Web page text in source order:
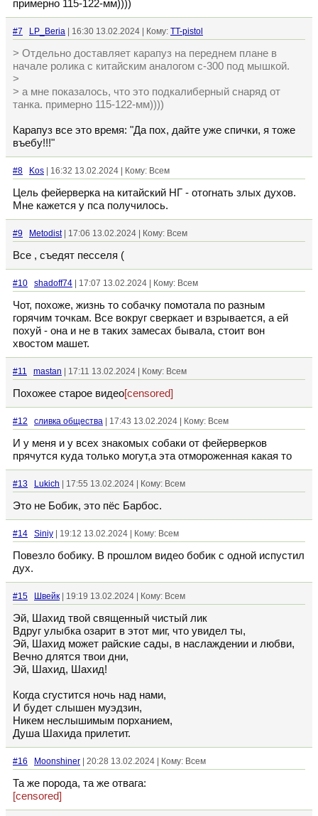
примерно 115-122-мм))))
#7 LP_Beria | 16:30 13.02.2024 | Кому: TT-pistol
> Отдельно доставляет карапуз на переднем плане в
начале ролика с китайским аналогом с-300 под мышкой.
>
> а мне показалось, что это подкалиберный снаряд от
танка. примерно 115-122-мм))))
Карапуз все это время: "Да пох, дайте уже спички, я тоже
въебу!!!"
#8 Kos | 16:32 13.02.2024 | Кому: Всем
Цель фейерверка на китайский НГ - отогнать злых духов.
Мне кажется у пса получилось.
#9 Metodist| 17:06 13.02.2024 | Кому: Всем
Все , съедят песселя (
#10 shadoff74 | 17:07 13.02.2024 | Кому: Всем
Чот, похоже, жизнь то собачку помотала по разным
горячим точкам. Все вокруг сверкает и взрывается, а ей
похуй - она и не в таких замесах бывала, стоит вон
хвостом машет.
#11 mastan | 17:11 13.02.2024 | Кому: Всем
Похожее старое видео[censored]
#12 сливка общества | 17:43 13.02.2024 | Кому: Всем
И у меня и у всех знакомых собаки от фейерверков
прячутся куда только могут,а эта отмороженная какая то
#13 Lukich | 17:55 13.02.2024 | Кому: Всем
Это не Бобик, это пёс Барбос.
#14 Siniy | 19:12 13.02.2024 | Кому: Всем
Повезло бобику. В прошлом видео бобик с одной испустил
дух.
#15 Швейк | 19:19 13.02.2024 | Кому: Всем
Эй, Шахид твой священный чистый лик
Вдруг улыбка озарит в этот миг, что увидел ты,
Эй, Шахид может райские сады, в наслаждении и любви,
Вечно длятся твои дни,
Эй, Шахид, Шахид!
Когда сгустится ночь над нами,
И будет слышен муэдзин,
Никем неслышимым порханием,
Душа Шахида прилетит.
#16 Moonshiner | 20:28 13.02.2024 | Кому: Всем
Та же порода, та же отвага:
[censored]